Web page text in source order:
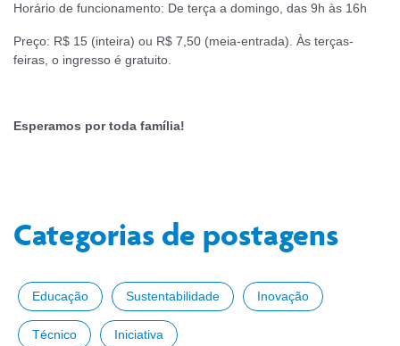
Horário de funcionamento: De terça a domingo, das 9h às 16h
Preço: R$ 15 (inteira) ou R$ 7,50 (meia-entrada). Às terças-
feiras, o ingresso é gratuito.
Esperamos por toda família!
Categorias de postagens
Educação Sustentabilidade Inovação
Técnico Iniciativa